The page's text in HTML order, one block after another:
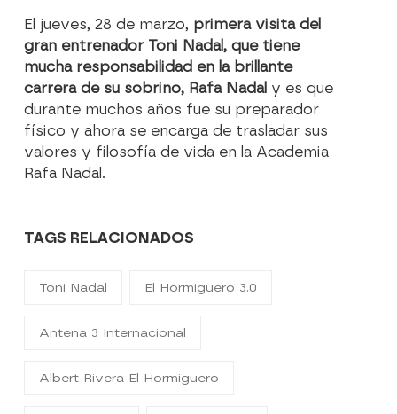
El jueves, 28 de marzo, primera visita del
gran entrenador Toni Nadal, que tiene
mucha responsabilidad en la brillante
carrera de su sobrino, Rafa Nadal y es que
durante muchos años fue su preparador
físico y ahora se encarga de trasladar sus
valores y filosofía de vida en la Academia
Rafa Nadal.
TAGS RELACIONADOS
Toni Nadal El Hormiguero 3.0
Antena 3 Internacional
Albert Rivera El Hormiguero